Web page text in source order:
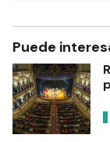
Puede